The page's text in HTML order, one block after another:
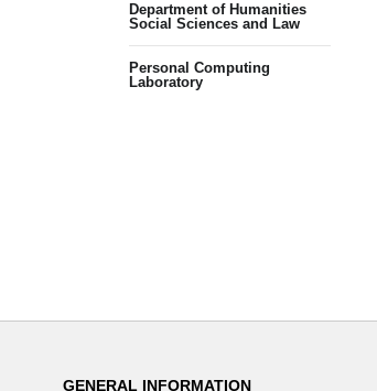
Department of Humanities
Social Sciences and Law
Personal Computing
Laboratory
GENERAL INFORMATION